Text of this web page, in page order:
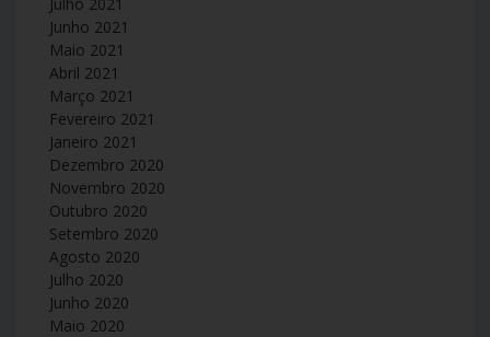
Junho 2021
Maio 2021
Abril 2021
Março 2021
Fevereiro 2021
Janeiro 2021
Dezembro 2020
Novembro 2020
Outubro 2020
Setembro 2020
Agosto 2020
Julho 2020
Junho 2020
Maio 2020